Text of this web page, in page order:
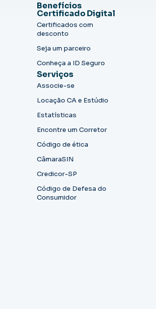
Benefícios
Certificado Digital
Certificados com
desconto
Seja um parceiro
Conheça a ID Seguro
Serviços
Associe-se
Locação CA e Estúdio
Estatísticas
Encontre um Corretor
Código de ética
CâmaraSIN
Credicor-SP
Código de Defesa do
Consumidor